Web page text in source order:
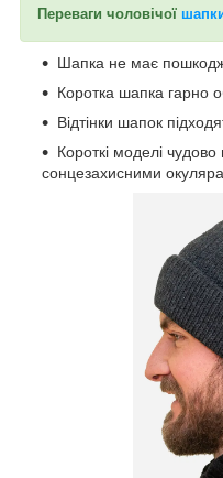
Переваги чоловічої
Шапка не має
Коротка шапка гарно
Відтінки шапок
Короткі моделі чудово
сонцезахисними